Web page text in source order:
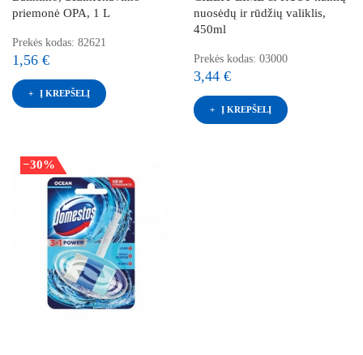
priemonė OPA, 1 L
Prekės kodas: 82621
1,56 €
Į KREPŠELĮ
nuosėdų ir rūdžių valiklis,
450ml
Prekės kodas: 03000
3,44 €
Į KREPŠELĮ
−30%